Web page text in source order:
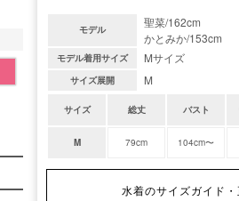
モデル
聖菜/162cm
かとみか/153cm
モデル着用サイズ Mサイズ
サイズ展開 M
サイズ 総丈 バスト
M 79cm 104cm〜
水着のサイズガイド